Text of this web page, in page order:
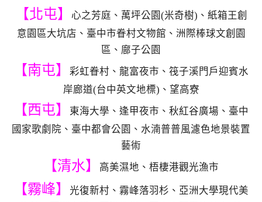
【北屯】
心之芳庭、萬坪公園(米奇樹)、紙箱王創
意園區大坑店、臺中市眷村文物館、洲際棒球文創園
區、廍子公園
【南屯】
彩虹眷村、龍富夜市、筏子溪門戶迎賓水
岸廊道(台中英文地標)、望高寮
【西屯】
東海大學、逢甲夜市、秋紅谷廣場、臺中
國家歌劇院、臺中都會公園、水湳普普風濾色地景裝置
藝術
【清水】 高美濕地、梧棲港觀光漁市
【霧峰】
光復新村、霧峰落羽杉、亞洲大學現代美